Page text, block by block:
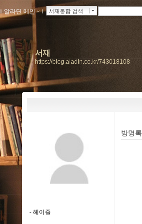
ｌ알라딘 메인 ｌ 서재통합 검색
서재
https://blog.aladin.co.kr/743018108
- 헤이즐
방명록